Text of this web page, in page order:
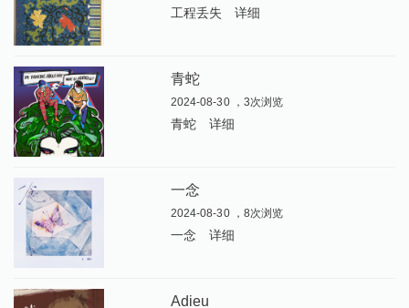
工程丢失 详细
青蛇
2024-08-30 ，3次浏览
青蛇 详细
一念
2024-08-30 ，8次浏览
一念 详细
Adieu